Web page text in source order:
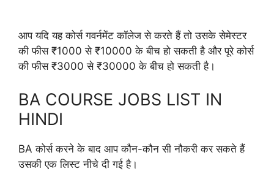
आप यदि यह कोर्स गवर्नमेंट कॉलेज से करते हैं तो उसके सेमेस्टर
की फीस ₹1000 से ₹10000 के बीच हो सकती है और पूरे कोर्स
की फीस ₹3000 से ₹30000 के बीच हो सकती है।
BA COURSE JOBS LIST IN
HINDI
BA कोर्स करने के बाद आप कौन-कौन सी नौकरी कर सकते हैं
उसकी एक लिस्ट नीचे दी गई है।